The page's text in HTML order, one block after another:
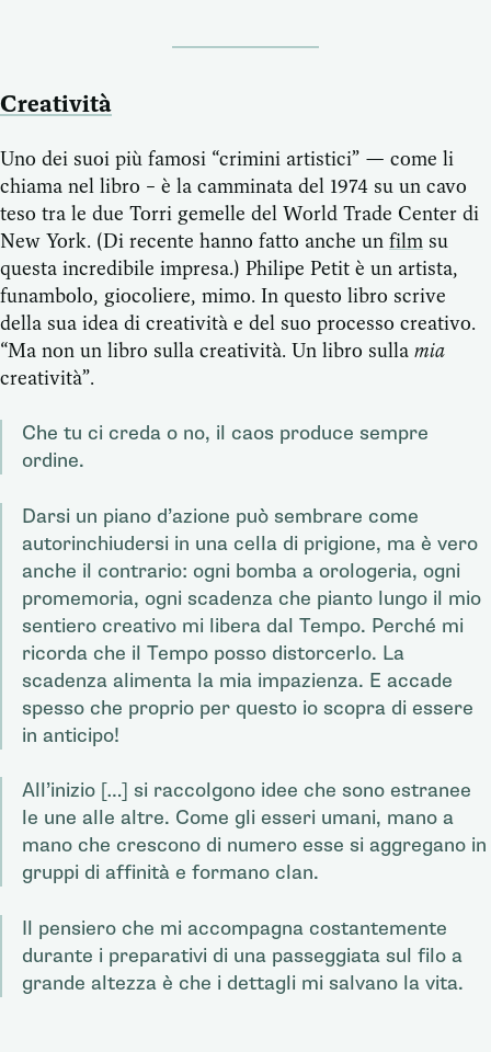
Creatività
Uno dei suoi più famosi “crimini artistici” — come li
chiama nel libro – è la camminata del 1974 su un cavo
teso tra le due Torri gemelle del World Trade Center di
New York. (Di recente hanno fatto anche un film su
questa incredibile impresa.) Philipe Petit è un artista,
funambolo, giocoliere, mimo. In questo libro scrive
della sua idea di creatività e del suo processo creativo.
“Ma non un libro sulla creatività. Un libro sulla mia
creatività”.
Che tu ci creda o no, il caos produce sempre
ordine.
Darsi un piano d’azione può sembrare come
autorinchiudersi in una cella di prigione, ma è vero
anche il contrario: ogni bomba a orologeria, ogni
promemoria, ogni scadenza che pianto lungo il mio
sentiero creativo mi libera dal Tempo. Perché mi
ricorda che il Tempo posso distorcerlo. La
scadenza alimenta la mia impazienza. E accade
spesso che proprio per questo io scopra di essere
in anticipo!
All’inizio […] si raccolgono idee che sono estranee
le une alle altre. Come gli esseri umani, mano a
mano che crescono di numero esse si aggregano in
gruppi di affinità e formano clan.
Il pensiero che mi accompagna costantemente
durante i preparativi di una passeggiata sul filo a
grande altezza è che i dettagli mi salvano la vita.